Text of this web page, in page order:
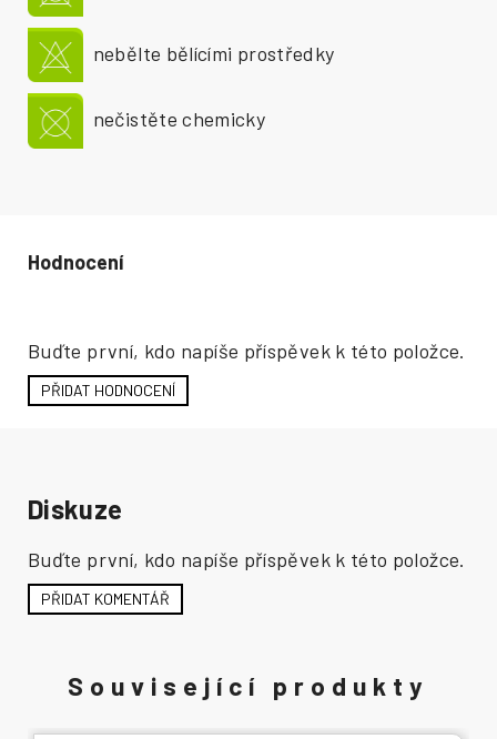
Buďte první, kdo napíše příspěvek k této položce.
PŘIDAT HODNOCENÍ
Diskuze
Buďte první, kdo napíše příspěvek k této položce.
PŘIDAT KOMENTÁŘ
nebělte bělícími prostředky
nečistěte chemicky